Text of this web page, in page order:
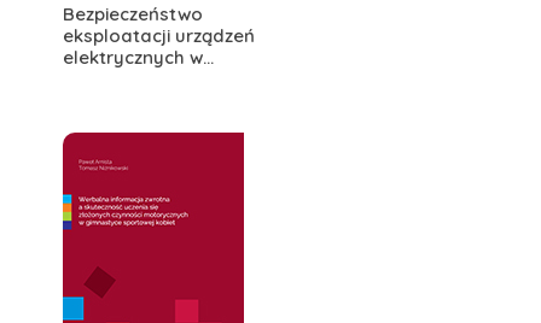
Bezpieczeństwo
eksploatacji urządzeń
elektrycznych w...